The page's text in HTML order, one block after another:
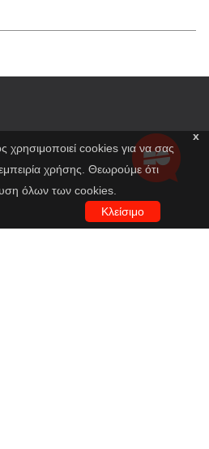
x
χρησιμοποιεί cookies για να σας
χρήσης. Θεωρούμε ότι
όλων των cookies.
Κλείσιμο